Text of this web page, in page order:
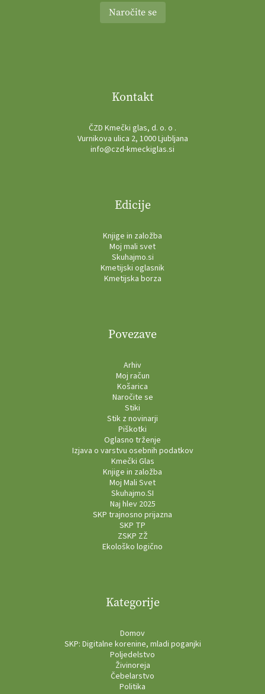
Naročite se
Kontakt
ČZD Kmečki glas, d. o. o .
Vurnikova ulica 2, 1000 Ljubljana
info@czd-kmeckiglas.si
Edicije
Knjige in založba
Moj mali svet
Skuhajmo.si
Kmetijski oglasnik
Kmetijska borza
Povezave
Arhiv
Moj račun
Košarica
Naročite se
Stiki
Stik z novinarji
Piškotki
Oglasno trženje
Izjava o varstvu osebnih podatkov
Kmečki Glas
Knjige in založba
Moj Mali Svet
Skuhajmo.SI
Naj hlev 2025
SKP trajnosno prijazna
SKP TP
ZSKP ZŽ
Ekološko logično
Kategorije
Domov
SKP: Digitalne korenine, mladi poganjki
Poljedelstvo
Živinoreja
Čebelarstvo
Politika